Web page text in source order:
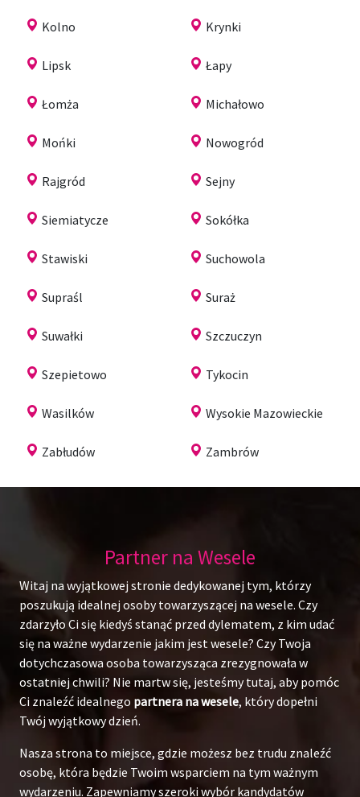
Kolno Krynki
Lipsk Łapy
Łomża Michałowo
Mońki Nowogród
Rajgród Sejny
Siemiatycze Sokółka
Stawiski Suchowola
Supraśl Suraż
Suwałki Szczuczyn
Szepietowo Tykocin
Wasilków Wysokie Mazowieckie
Zabłudów Zambrów
Partner na Wesele
Witaj na wyjątkowej stronie dedykowanej tym, którzy
poszukują idealnej osoby towarzyszącej na wesele. Czy
zdarzyło Ci się kiedyś stanąć przed dylematem, z kim udać
się na ważne wydarzenie jakim jest wesele? Czy Twoja
dotychczasowa osoba towarzysząca zrezygnowała w
ostatniej chwili? Nie martw się, jesteśmy tutaj, aby pomóc
Ci znaleźć idealnego partnera na wesele, który dopełni
Twój wyjątkowy dzień.
Nasza strona to miejsce, gdzie możesz bez trudu znaleźć
osobę, która będzie Twoim wsparciem na tym ważnym
wydarzeniu. Zapewniamy szeroki wybór kandydatów